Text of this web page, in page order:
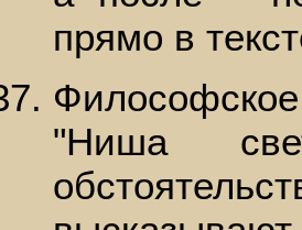
прямо в
"Ниша